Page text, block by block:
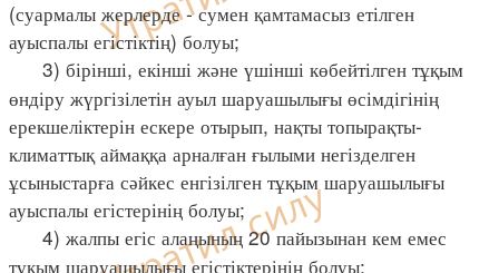
(суармалы жерлерде - сумен қамтамасыз етілген
ауыспалы егістіктің) болуы;
3) бірінші, екінші және үшінші көбейтілген тұқым
өндіру жүргізілетін ауыл шаруашылығы өсімдігінің
ерекшеліктерін ескере отырып, нақты топырақты-
климаттық аймаққа арналған ғылыми негізделген
ұсыныстарға сәйкес енгізілген тұқым шаруашылығы
ауыспалы егістерінің болуы;
4) жалпы егіс алаңының 20 пайызынан кем емес
тұқым шаруашылығы егістіктерінің болуы;